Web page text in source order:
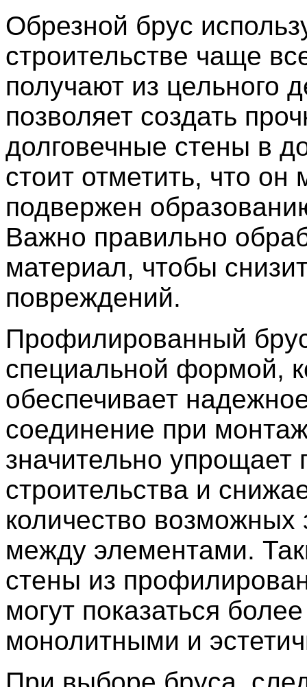
Обрезной брус
строительстве чаще
получают из цельного
позволяет создать
долговечные стены в
стоит отметить, что он
подвержен
Важно правильно
материал, чтобы
повреждений.
Профилированный
специальной формой,
обеспечивает
соединение при
значительно упрощает
строительства и
количество возможных
между элементами.
стены из
могут показаться более
монолитными и